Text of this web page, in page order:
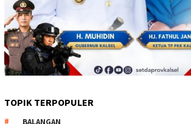
TOPIK TERPOPULER
BALANGAN